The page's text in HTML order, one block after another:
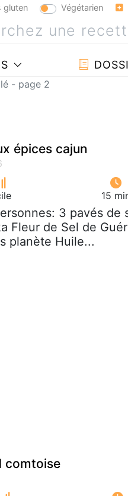
gluten Végétarien
- page 2
épices cajun
15
3 pavés de
Fleur de Sel de
planète Huile...
comtoise